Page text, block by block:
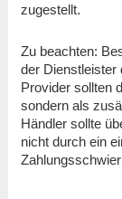
zugestellt.
Zu beachten:
der Dienstleister
Provider sollten
sondern als
Händler sollte
nicht durch ein